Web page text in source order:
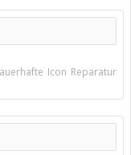
Icon Reparatur